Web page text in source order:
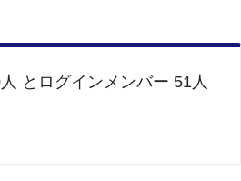
とログインメンバー 51人